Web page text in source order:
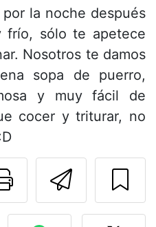
la noche después
sólo te apetece
Nosotros te damos
sopa de puerro,
y muy fácil de
cocer y triturar, no
Imprimir
al autor
de esta